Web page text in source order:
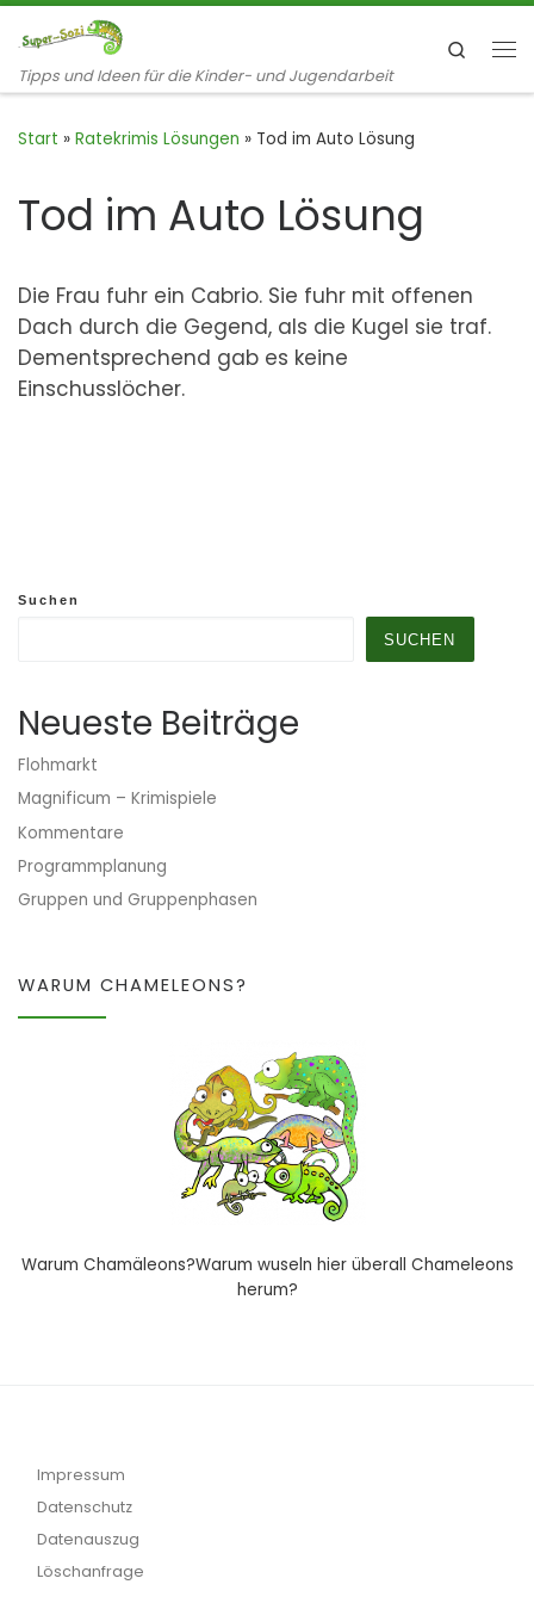
Zum Inhalt springen
Tipps und Ideen für die Kinder- und Jugendarbeit
Search
Start » Ratekrimis Lösungen » Tod im Auto Lösung
Tod im Auto Lösung
Die Frau fuhr ein Cabrio. Sie fuhr mit offenen
Dach durch die Gegend, als die Kugel sie traf.
Dementsprechend gab es keine
Einschusslöcher.
Suchen
SUCHEN
Neueste Beiträge
Flohmarkt
Magnificum – Krimispiele
Kommentare
Programmplanung
Gruppen und Gruppenphasen
WARUM CHAMELEONS?
Warum Chamäleons?Warum wuseln hier überall Chameleons
herum?
Impressum
Datenschutz
Datenauszug
Löschanfrage